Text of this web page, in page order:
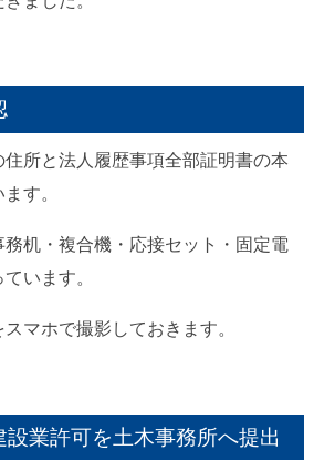
所と法人履歴事項全部証明書の本
す。
机・複合機・応接セット・固定電
います。
マホで撮影しておきます。
業許可を土木事務所へ提出